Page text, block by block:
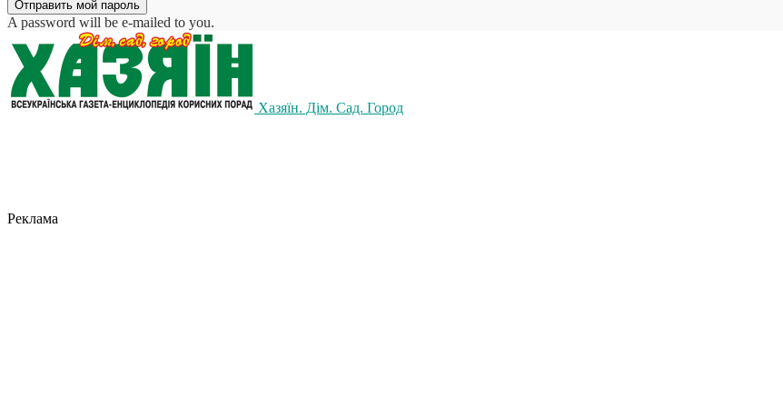
A password will be e-mailed to you.
Хазяїн. Дім. Сад. Город
Реклама